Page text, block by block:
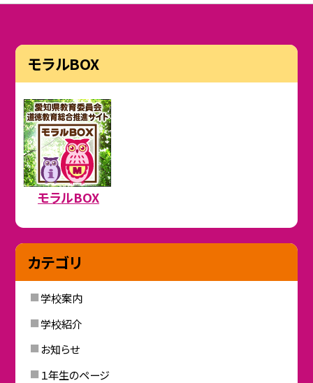
モラルBOX
モラルBOX
カテゴリ
学校案内
学校紹介
お知らせ
１年生のページ